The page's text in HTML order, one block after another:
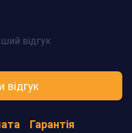
відгук
відгук
Гарантія